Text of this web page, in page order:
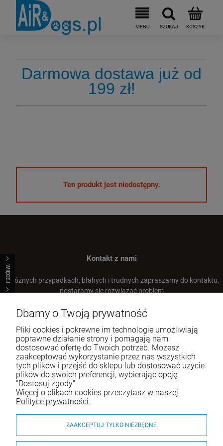
LickiMat SLOMO XL
74,99 zł
Cena regularna:99,99 zł
Najniższa cena:
DO KOSZYKA
ROCK&DOG Punk Strato M Szarpak z
podwójnym futrem owcy
109,90 zł
DO KOSZYKA
BD Happy Dog Piłka przeszywana ze skóry
11 cm
52,90 zł
DO KOSZYKA
WIĘCEJ
Darmowa dostawa już od
199 zł!
Ten produkt jest niedostępny.
Kontakt z nami
W różnych przypadkach, błahych i trudnych zapraszamy do kontaktu,
postaramy się rozwiązać problem
Tel.:
+48 66 22 93 668
E-mail:
sklep@airanddogs.pl
Pomoc
Moje konto
Płatności i dostawa
Dbamy o Twoją prywatność
Pliki cookies i pokrewne im technologie umożliwiają
poprawne działanie strony i pomagają nam
dostosować ofertę do Twoich potrzeb. Możesz
zaakceptować wykorzystanie przez nas wszystkich
tych plików i przejść do sklepu lub dostosować użycie
plików do swoich preferencji, wybierając opcję
"Dostosuj zgody".
Więcej o plikach cookies przeczytasz w naszej
Polityce prywatności.
ZAAKCEPTUJ TYLKO NIEZBĘDNE